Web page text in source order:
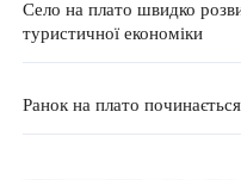
Село на плато швидко
туристичної економіки
Ранок на плато